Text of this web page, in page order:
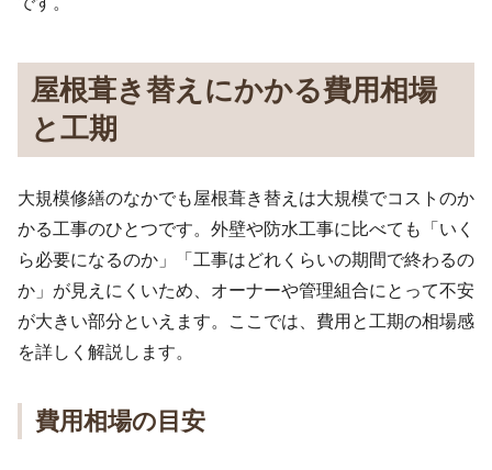
屋根葺き替えにかかる費用相場
と工期
大規模修繕のなかでも屋根葺き替えは大規模でコストのか
かる工事のひとつです。外壁や防水工事に比べても「いく
ら必要になるのか」「工事はどれくらいの期間で終わるの
か」が見えにくいため、オーナーや管理組合にとって不安
が大きい部分といえます。ここでは、費用と工期の相場感
を詳しく解説します。
費用相場の目安